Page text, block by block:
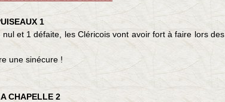
1
et 1 défaite, les Cléricois vont avoir fort à faire lors des
une sinécure !
CHAPELLE 2